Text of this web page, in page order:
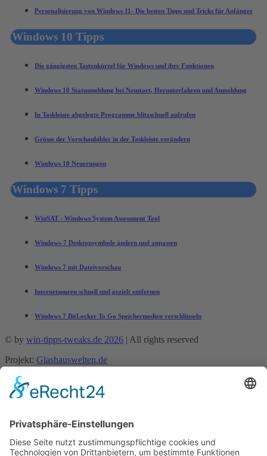
Personalisierung von Windows 11- Die besten Tipps und Tricks für Anfänger
Windows 10 Tipps
Die gängigsten Tastenkürzel für Windows und ihre Funktionen
Windows 10 Statusmeldung bei Neustart, Herunterfahren und Anmeldung
In Taskleiste abgelegte Programme blitzschnell aufrufen
Grösse der Vorschaubilder in der Taskleiste verändern
Windows 10 Neuerungen
Windows 7 Tipps
WinSAT - Windows System Assessment Tool
Windows-7 Desktopsymbole ändern und anpassen
Windows 7 mit Dateivorschau
Internetspuren schnell und gezielt entfernen
Windows 7 BitLocker To Go Speichermedien verschlüsseln
© by win-tipps-tweaks.de 2026 | All rights reserved
Projekt: Glashauswelten.de
Mobile Menu Toggle
Excel
Outlook